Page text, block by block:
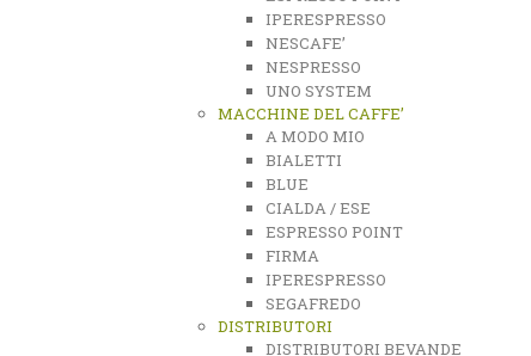
IPERESPRESSO
NESCAFE’
NESPRESSO
UNO SYSTEM
MACCHINE DEL CAFFE’
A MODO MIO
BIALETTI
BLUE
CIALDA / ESE
ESPRESSO POINT
FIRMA
IPERESPRESSO
SEGAFREDO
DISTRIBUTORI
DISTRIBUTORI BEVANDE